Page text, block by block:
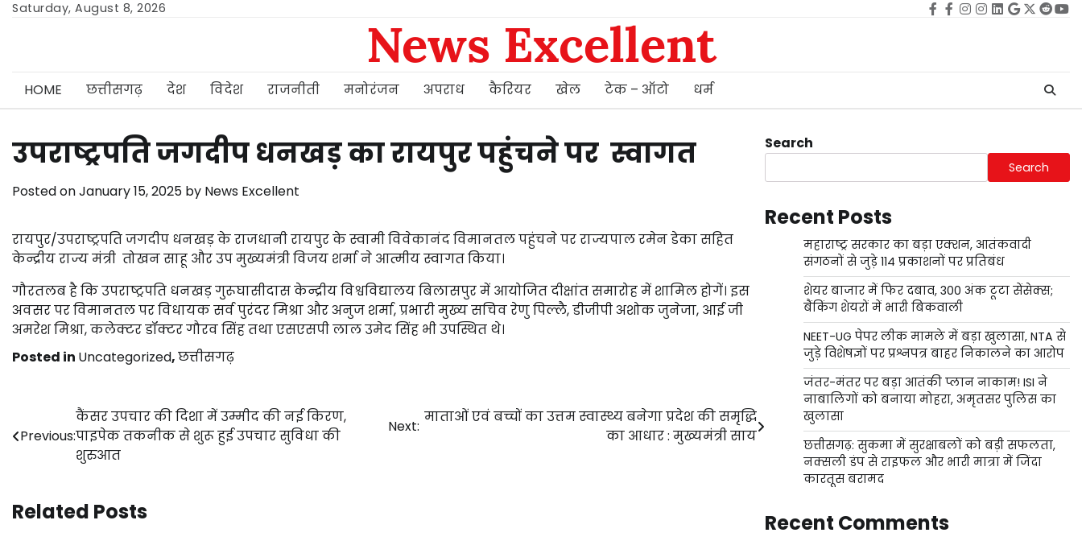
SkipSaturday, August 8, 2026 Facebook
facebook
Instagram
instagram
Linkedin
google
Twitter
reddit
News Excellent
HOME छत्तीसगढ़ देश विदेश राजनीती मनोरंजन अपराध कैरियर खेल टेक – ऑटो धर्म
उपराष्ट्रपति जगदीप धनखड़ का रायपुर पहुंचने पर स्वागत
Posted onJanuary 15, 2025 by News Excellent
रायपुर/उपराष्ट्रपति जगदीप धनखड़ के राजधानी रायपुर के स्वामी विवेकानंद विमानतल पहुंचने पर राज्यपाल रमेन डेका सहित
केन्द्रीय राज्य मंत्री तोखन साहू और उप मुख्यमंत्री विजय शर्मा ने आत्मीय स्वागत किया।
गौरतलब है कि उपराष्ट्रपति धनखड़ गुरूघासीदास केन्द्रीय विश्वविद्यालय बिलासपुर में आयोजित दीक्षांत समारोह में शामिल होगें। इस
अवसर पर विमानतल पर विधायक सर्व पुरंदर मिश्रा और अनुज शर्मा, प्रभारी मुख्य सचिव रेणु पिल्लै, डीजीपी अशोक जुनेजा, आई जी
अमरेश मिश्रा, कलेक्टर डॉक्टर गौरव सिंह तथा एसएसपी लाल उमेद सिंह भी उपस्थित थे।
Posted in Uncategorized,छत्तीसगढ़
navigation
Previous:
कैंसर उपचार की दिशा में उम्मीद की नई किरण,
पाइपेक तकनीक से शुरू हुई उपचार सुविधा की
शुरुआत
Next:
माताओं एवं बच्चों का उत्तम स्वास्थ्य बनेगा प्रदेश की समृद्धि
का आधार : मुख्यमंत्री साय
Related Posts
Search
Search
Recent Posts
महाराष्ट्र सरकार का बड़ा एक्शन, आतंकवादी
संगठनों से जुड़े 114 प्रकाशनों पर प्रतिबंध
शेयर बाजार में फिर दबाव, 300 अंक टूटा सेंसेक्स;
बैंकिंग शेयरों में भारी बिकवाली
NEET-UG पेपर लीक मामले में बड़ा खुलासा, NTA से
जुड़े विशेषज्ञों पर प्रश्नपत्र बाहर निकालने का आरोप
जंतर-मंतर पर बड़ा आतंकी प्लान नाकाम! ISI ने
नाबालिगों को बनाया मोहरा, अमृतसर पुलिस का
खुलासा
छत्तीसगढ़: सुकमा में सुरक्षाबलों को बड़ी सफलता,
नक्सली डंप से राइफल और भारी मात्रा में जिंदा
कारतूस बरामद
Recent Comments